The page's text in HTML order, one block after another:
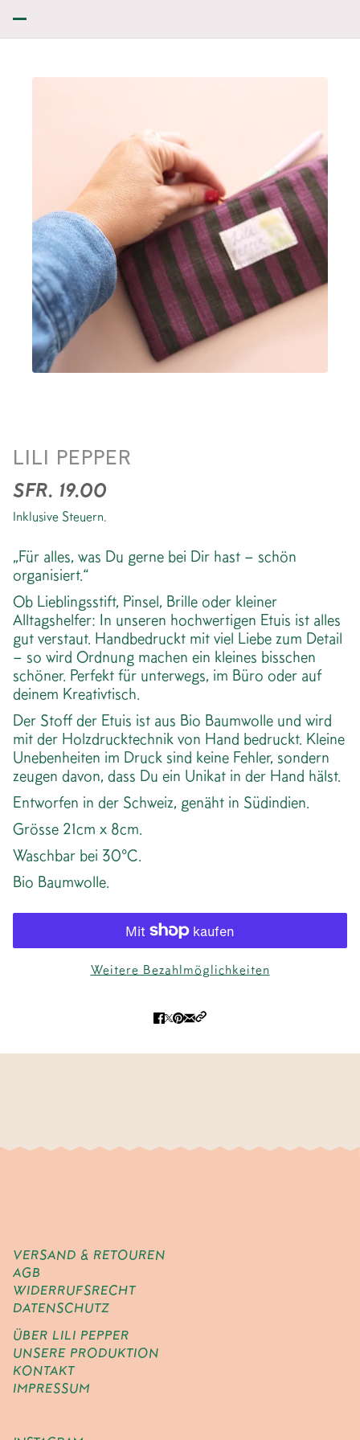
BLOCKPRINT SCHREIBETUI
*STRIPE GREEN PURPLE
LILI PEPPER
SFR. 19.00
Inklusive Steuern.
„Für alles, was Du gerne bei Dir hast – schön
organisiert.“
Ob Lieblingsstift, Pinsel, Brille oder kleiner
Alltagshelfer: In unseren hochwertigen Etuis ist alles
gut verstaut. Handbedruckt mit viel Liebe zum Detail
– so wird Ordnung machen ein kleines bisschen
schöner. Perfekt für unterwegs, im Büro oder auf
deinem Kreativtisch.
Der Stoff der Etuis ist aus Bio Baumwolle und wird
mit der Holzdrucktechnik von Hand bedruckt. Kleine
Unebenheiten im Druck sind keine Fehler, sondern
zeugen davon, dass Du ein Unikat in der Hand hälst.
Entworfen in der Schweiz, genäht in Südindien.
Grösse 21cm x 8cm.
Waschbar bei 30°C.
Bio Baumwolle.
Weitere Bezahlmöglichkeiten
VERSAND & RETOUREN
AGB
WIDERRUFSRECHT
DATENSCHUTZ
ÜBER LILI PEPPER
UNSERE PRODUKTION
KONTAKT
IMPRESSUM